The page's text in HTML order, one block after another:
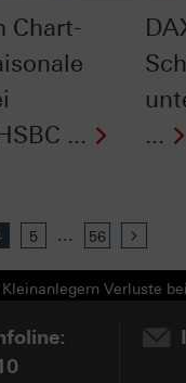
Chart-
...
...
5 ... 56
Verluste